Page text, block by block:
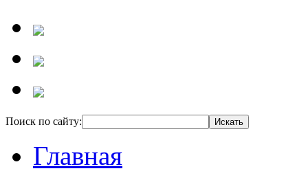
Поиск по сайту:
Главная